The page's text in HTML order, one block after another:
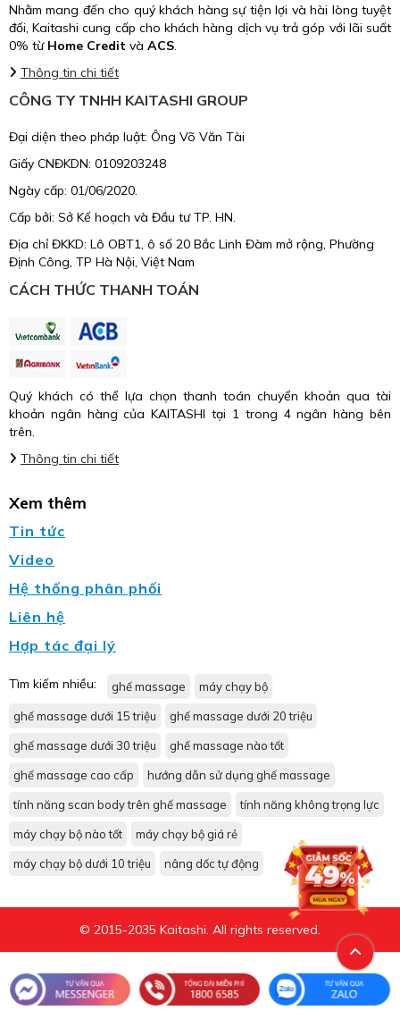
Nhằm mang đến cho quý khách hàng sự tiện lợi và hài lòng tuyệt
đối, Kaitashi cung cấp cho khách hàng dịch vụ trả góp với lãi suất
0% từ Home Credit và ACS.
Thông tin chi tiết
CÔNG TY TNHH KAITASHI GROUP
Đại diện theo pháp luật: Ông Võ Văn Tài
Giấy CNĐKDN: 0109203248
Ngày cấp: 01/06/2020.
Cấp bởi: Sở Kế hoạch và Đầu tư TP. HN.
Địa chỉ ĐKKD: Lô OBT1, ô số 20 Bắc Linh Đàm mở rộng, Phường
Định Công, TP Hà Nội, Việt Nam
CÁCH THỨC THANH TOÁN
Quý khách có thể lựa chọn thanh toán chuyển khoản qua tài
khoản ngân hàng của KAITASHI tại 1 trong 4 ngân hàng bên
trên.
Thông tin chi tiết
Xem thêm
Tin tức
Video
Hệ thống phân phối
Liên hệ
Hợp tác đại lý
Tìm kiếm nhiều: ghế massage máy chạy bộ
ghế massage dưới 15 triệu ghế massage dưới 20 triệu
ghế massage dưới 30 triệu ghế massage nào tốt
ghế massage cao cấp hướng dẫn sử dụng ghế massage
tính năng scan body trên ghế massage tính năng không trọng lực
máy chạy bộ nào tốt máy chạy bộ giá rẻ
máy chạy bộ dưới 10 triệu nâng dốc tự động
© 2015-2035 Kaitashi. All rights reserved.